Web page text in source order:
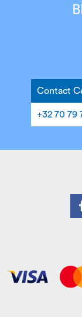
Contact
+32 70 79